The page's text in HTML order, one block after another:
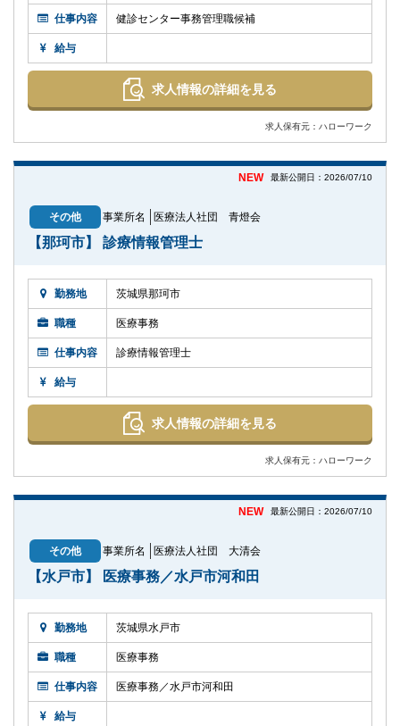
仕事内容 健診センター事務管理職候補
給与
求人情報の詳細を見る
求人保有元：ハローワーク
NEW 最新公開日：2026/07/10
その他 事業所名 医療法人社団 青燈会
【那珂市】 診療情報管理士
勤務地 茨城県那珂市
職種 医療事務
仕事内容 診療情報管理士
給与
求人情報の詳細を見る
求人保有元：ハローワーク
NEW 最新公開日：2026/07/10
その他 事業所名 医療法人社団 大清会
【水戸市】 医療事務／水戸市河和田
勤務地 茨城県水戸市
職種 医療事務
仕事内容 医療事務／水戸市河和田
給与